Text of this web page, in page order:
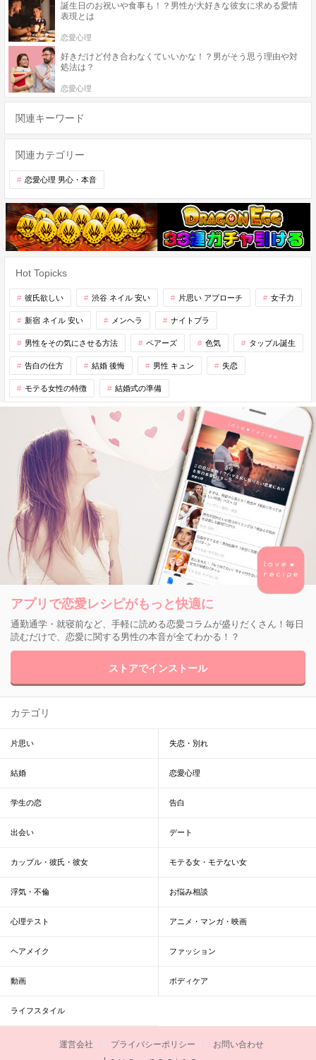
誕生日のお祝いや食事も！？男性が大好きな彼女に求める愛情
表現とは
恋愛心理
好きだけど付き合わなくていいかな！？男がそう思う理由や対
処法は？
恋愛心理
関連キーワード
関連カテゴリー
恋愛心理 男心・本音
Hot Topicks
彼氏欲しい 渋谷 ネイル 安い 片思い アプローチ 女子力
新宿 ネイル 安い メンヘラ ナイトブラ
男性をその気にさせる方法 ペアーズ 色気 タップル誕生
告白の仕方 結婚 後悔 男性 キュン 失恋
モテる女性の特徴 結婚式の準備
アプリで恋愛レシピがもっと快適に
通勤通学・就寝前など、手軽に読める恋愛コラムが盛りだくさん！毎日
読むだけで、恋愛に関する男性の本音が全てわかる！？
ストアでインストール
カテゴリ
片思い 失恋・別れ
結婚 恋愛心理
学生の恋 告白
出会い デート
カップル・彼氏・彼女 モテる女・モテない女
浮気・不倫 お悩み相談
心理テスト アニメ・マンガ・映画
ヘアメイク ファッション
動画 ボディケア
ライフスタイル
運営会社 プライバシーポリシー お問い合わせ